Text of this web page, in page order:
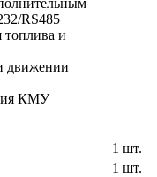
RS485
топлива и
движении
КМУ
1 шт.
1 шт.